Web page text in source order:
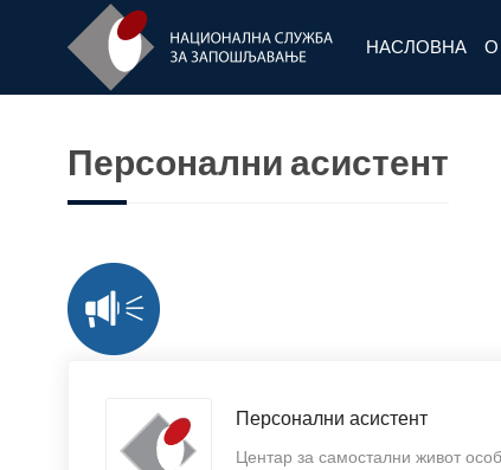
НАСЛОВНА
Персонални асистент
Персонални асистент
Центар за самостални живот